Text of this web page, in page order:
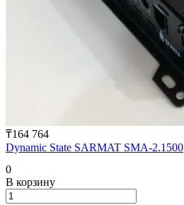
₸164 764
Dynamic State SARMAT SMA-2.1500
0
В корзину